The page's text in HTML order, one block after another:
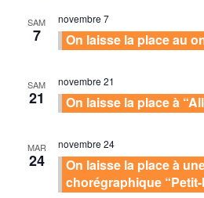
SAM
7
novembre 7
On laisse la place au
SAM
21
novembre 21
On laisse la place à
MAR
24
novembre 24
On laisse la place à
chorégraphique